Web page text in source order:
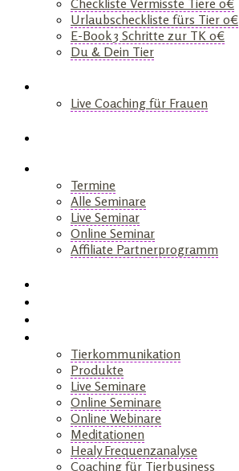
Checkliste Vermisste Tiere 0€
Urlaubscheckliste fürs Tier 0€
E-Book 3 Schritte zur TK 0€
Du & Dein Tier
Live Coaching für Frauen
Termine
Alle Seminare
Live Seminar
Online Seminar
Affiliate Partnerprogramm
Tierkommunikation
Produkte
Live Seminare
Online Seminare
Online Webinare
Meditationen
Healy Frequenzanalyse
Coaching für Tierbusiness